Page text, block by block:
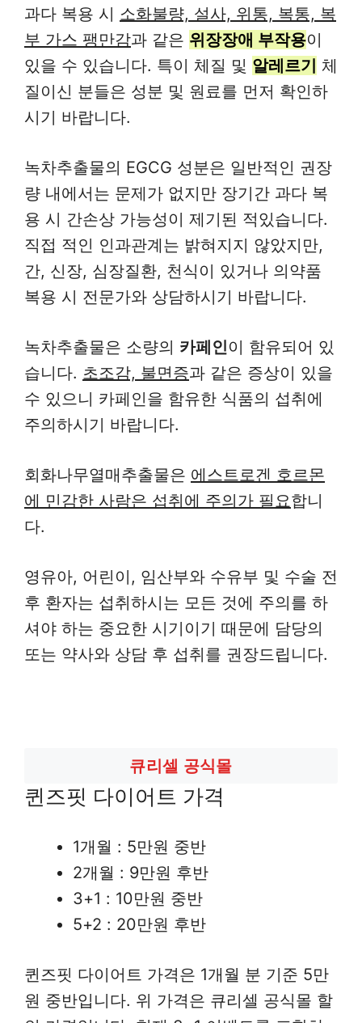
과다 복용 시 소화불량, 설사, 위통, 복통, 복
부 가스 팽만감과 같은 위장장애 부작용이
있을 수 있습니다. 특이 체질 및 알레르기 체
질이신 분들은 성분 및 원료를 먼저 확인하
시기 바랍니다.
녹차추출물의 EGCG 성분은 일반적인 권장
량 내에서는 문제가 없지만 장기간 과다 복
용 시 간손상 가능성이 제기된 적있습니다.
직접 적인 인과관계는 밝혀지지 않았지만,
간, 신장, 심장질환, 천식이 있거나 의약품
복용 시 전문가와 상담하시기 바랍니다.
녹차추출물은 소량의 카페인이 함유되어 있
습니다. 초조감, 불면증과 같은 증상이 있을
수 있으니 카페인을 함유한 식품의 섭취에
주의하시기 바랍니다.
회화나무열매추출물은 에스트로겐 호르몬
에 민감한 사람은 섭취에 주의가 필요합니
다.
영유아, 어린이, 임산부와 수유부 및 수술 전
후 환자는 섭취하시는 모든 것에 주의를 하
셔야 하는 중요한 시기이기 때문에 담당의
또는 약사와 상담 후 섭취를 권장드립니다.
큐리셀 공식몰
퀸즈핏 다이어트 가격
1개월 : 5만원 중반
2개월 : 9만원 후반
3+1 : 10만원 중반
5+2 : 20만원 후반
퀸즈핏 다이어트 가격은 1개월 분 기준 5만
원 중반입니다. 위 가격은 큐리셀 공식몰 할